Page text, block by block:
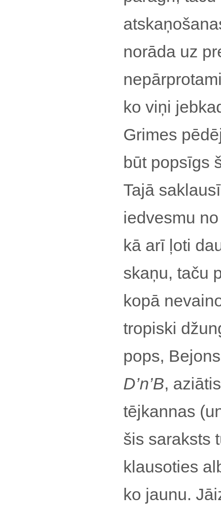
norāda uz
ko viņi
Grimes
būt popsīgs
Tajā
iedvesmu
kā arī ļoti
skaņu, taču
kopā
tropiski
pops,
D’n’B,
tējkannas
šis saraksts
klausoties
ko jaunu.